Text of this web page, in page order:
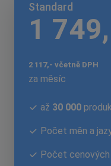
Standard
1
2 117,- včetně DPH
za měsíc
až 30 000
Počet měn a
Počet cenových